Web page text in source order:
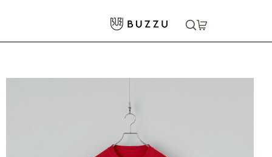
〈おすすめ〉5.6oz 長袖Tシャツ（リブ有り）